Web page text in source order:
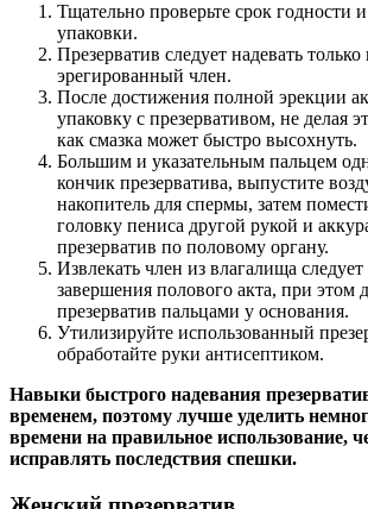
Тщательно проверьте срок годности
упаковки.
Презерватив следует надевать
эрегированный член.
После достижения полной эрекции
упаковку с презервативом, не делая
как смазка может быстро высохнуть.
Большим и указательным пальцем
кончик презерватива, выпустите
накопитель для спермы, затем
головку пениса другой рукой и
презерватив по половому органу.
Извлекать член из влагалища следует
завершения полового акта, при этом
презерватив пальцами у основания.
Утилизируйте использованный
обработайте руки антисептиком.
Навыки быстрого надевания
временем, поэтому лучше уделить
времени на правильное использование,
исправлять последствия спешки.